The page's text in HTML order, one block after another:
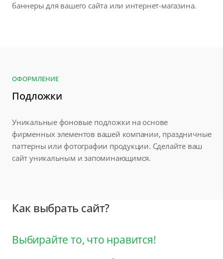
баннеры для вашего сайта или интернет-магазина.
ОФОРМЛЕНИЕ
Подложки
Уникальные фоновые подложки на основе
фирменных элементов вашей компании, праздничные
паттерны или фотографии продукции. Сделайте ваш
сайт уникальным и запоминающимся.
Как выбрать сайт?
Выбирайте то, что нравится!